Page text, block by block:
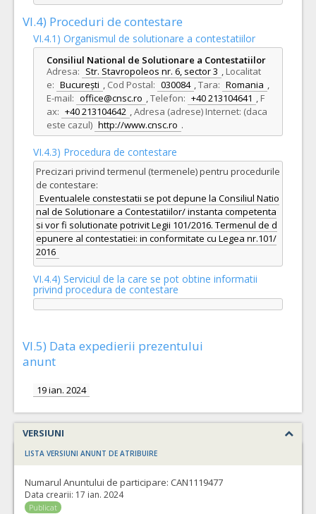
VI.4) Proceduri de contestare
VI.4.1) Organismul de solutionare a contestatiilor
Consiliul National de Solutionare a Contestatiilor
Adresa: Str. Stavropoleos nr. 6, sector 3 , Localitat
e: București , Cod Postal: 030084 ,Tara: Romania ,
E-mail: office@cnsc.ro ,Telefon: +40 213104641 , F
ax: +40 213104642 ,Adresa (adrese) Internet: (daca
este cazul) http://www.cnsc.ro .
VI.4.3) Procedura de contestare
Precizari privind termenul (termenele) pentru procedurile
de contestare:
Eventualele constestatii se pot depune la Consiliul Natio
nal de Solutionare a Contestatiilor/ instanta competenta
si vor fi solutionate potrivit Legii 101/2016. Termenul de d
epunere al contestatiei: in conformitate cu Legea nr.101/
2016
VI.4.4) Serviciul de la care se pot obtine informatii
privind procedura de contestare
VI.5) Data expedierii prezentului
anunt
19 ian. 2024
VERSIUNI
LISTA VERSIUNI ANUNT DE ATRIBUIRE
Numarul Anuntului de participare: CAN1119477
Data crearii: 17 ian. 2024
Publicat